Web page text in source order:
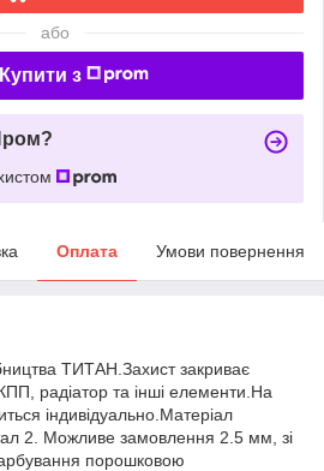
або
Купити з
Оплата Умови повернення
ТИТАН.Захист закриває
радіатор та інші елементи.На
індивідуально.Матеріал
2. Можливе замовлення 2.5 мм, зі
порошковою